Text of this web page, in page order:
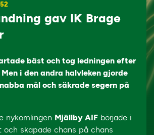
gav IK Brage
bäst och tog ledningen efter
i den andra halvleken gjorde
mål och säkrade segern på
nykomlingen Mjällby AIF började i
och skapade chans på chans